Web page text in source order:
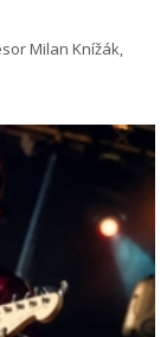
Milan Knížák,